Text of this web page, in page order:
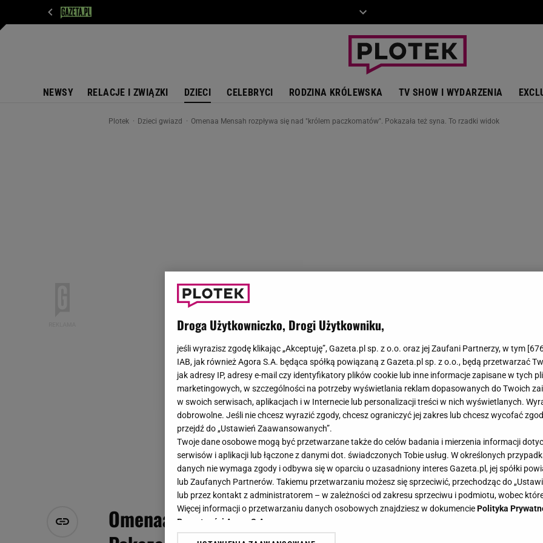
NEWSY RELACJE I ZWIĄZKI DZIECI CELEBRYCI RODZINA KRÓLEWSKA TV SHOW I WYDARZENIA
Plotek Dzieci gwiazd Omenaa Mensah rozpływa się nad "królem paczkomatów". Pokazała też syna. To rzadki widok
Omenaa Mensah rozpływa się nad "królem
Droga Użytkowniczko, Drogi Użytkowniku,
jeśli wyrazisz zgodę klikając „Akceptuję”, Gazeta.pl sp. z o.o. oraz jej Zaufani Partnerzy, w tym [
IAB, jak również Agora S.A. będąca spółką powiązaną z Gazeta.pl sp. z o.o., będą przetwarzać
jak adresy IP, adresy e-mail czy identyfikatory plików cookie lub inne informacje zapisane w tych
marketingowych, w szczególności na potrzeby wyświetlania reklam dopasowanych do Twoich
w swoich serwisach, aplikacjach i w Internecie lub personalizacji treści w nich wyświetlanych.
dobrowolne. Jeśli nie chcesz wyrazić zgody, chcesz ograniczyć jej zakres lub chcesz wycofać
przejdź do „Ustawień Zaawansowanych”.
Twoje dane osobowe mogą być przetwarzane także do celów badania i mierzenia informacji
serwisów i aplikacji lub łączone z danymi dot. świadczonych Tobie usług. W określonych
danych nie wymaga zgody i odbywa się w oparciu o uzasadniony interes Gazeta.pl, jej spółki
lub Zaufanych Partnerów. Takiemu przetwarzaniu możesz się sprzeciwić, przechodząc do
lub przez kontakt z administratorem – w zależności od zakresu sprzeciwu i podmiotu, wobec
Więcej informacji o przetwarzaniu danych osobowych znajdziesz w dokumenciePolityka
Prywatności Agora S.A.